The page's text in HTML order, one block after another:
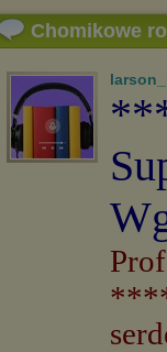
Chomikowe